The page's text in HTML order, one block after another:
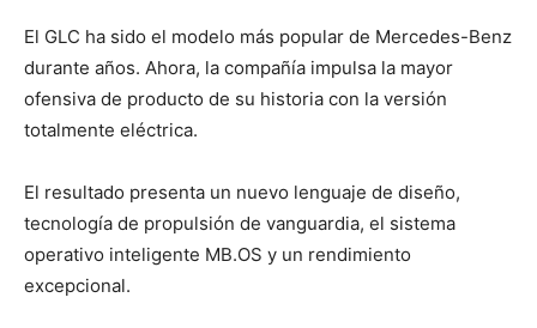
El GLC ha sido el modelo más popular de Mercedes-Benz
durante años. Ahora, la compañía impulsa la mayor
ofensiva de producto de su historia con la versión
totalmente eléctrica.
El resultado presenta un nuevo lenguaje de diseño,
tecnología de propulsión de vanguardia, el sistema
operativo inteligente MB.OS y un rendimiento
excepcional.